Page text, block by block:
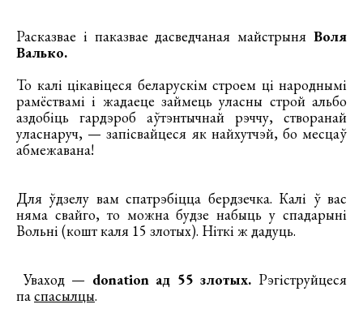
Расказвае і паказвае дасведчаная майстрыня Воля
Валько.
То калі цікавіцеся беларускім строем ці народнымі
рамёствамі і жадаеце займець уласны строй альбо
аздобіць гардэроб аўтэнтычнай рэччу, створанай
уласнаруч, — запісвайцеся як найхутчэй, бо месцаў
абмежавана!
Для ўдзелу вам спатрэбіцца бердзечка. Калі ў вас
няма свайго, то можна будзе набыць у спадарыні
Вольні (кошт каля 15 злотых). Ніткі ж дадуць.
Уваход — donation ад 55 злотых. Рэгіструйцеся
паспасылцы.